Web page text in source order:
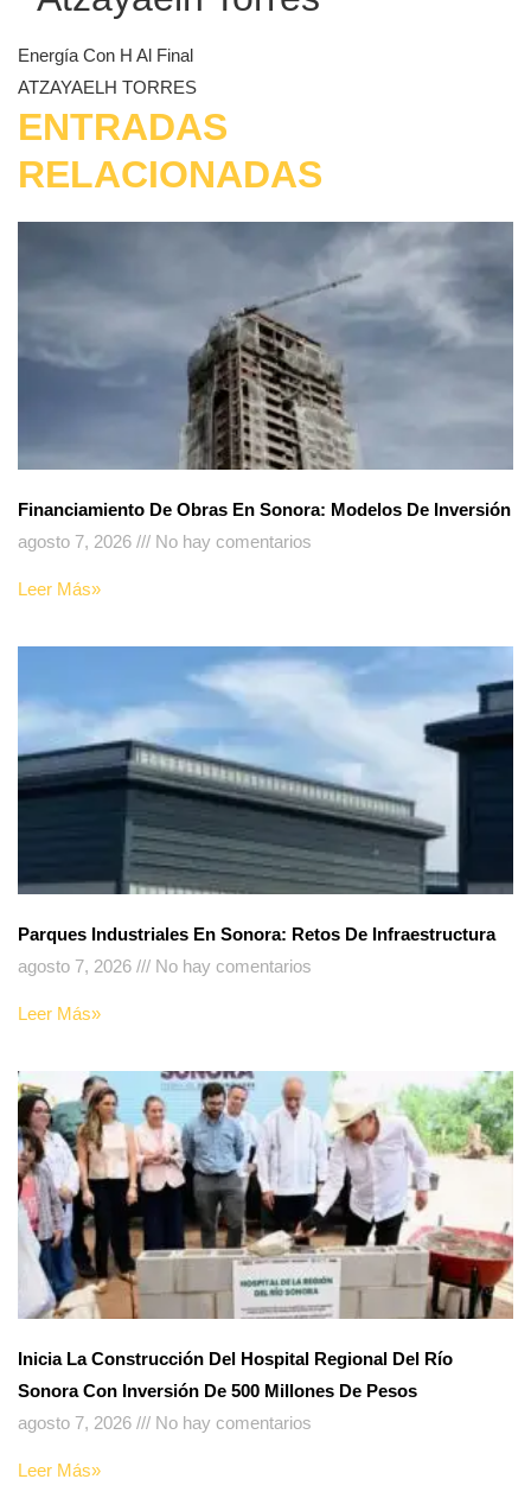
Energía Con H Al Final
ATZAYAELH TORRES
ENTRADAS
RELACIONADAS
Financiamiento De Obras En Sonora: Modelos De Inversión
agosto 7, 2026
No hay comentarios
Leer Más»
Parques Industriales En Sonora: Retos De Infraestructura
agosto 7, 2026
No hay comentarios
Leer Más»
Inicia La Construcción Del Hospital Regional Del Río
Sonora Con Inversión De 500 Millones De Pesos
agosto 7, 2026
No hay comentarios
Leer Más»